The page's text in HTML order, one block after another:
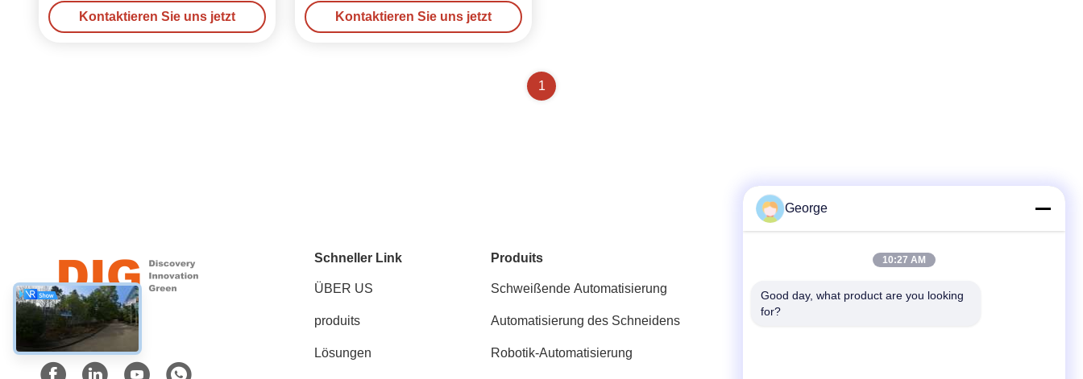
Kontaktieren Sie uns jetzt Kontaktieren Sie uns jetzt
1
Soziale Medien
Schneller Link
ÜBER US
produits
Lösungen
Produits
Schweißende Automatisierung
Automatisierung des Schneidens
Robotik-Automatisierung
Schnelle Kontaktaufnahme
Tel.
George
10:27 AM
Good day, what product are you looking
for?